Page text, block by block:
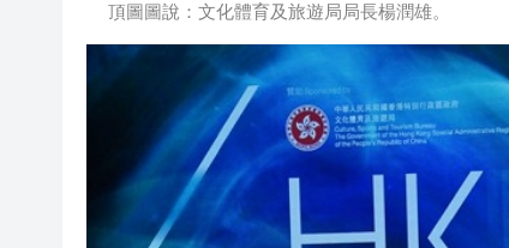
頂圖圖說：文化體育及旅遊局局長楊潤雄。